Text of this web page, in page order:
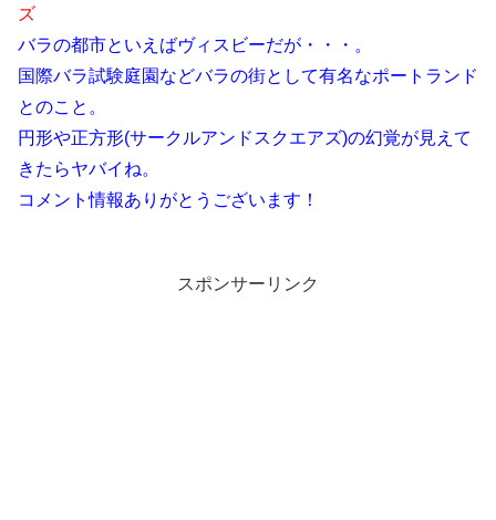
ズ
バラの都市といえばヴィスビーだが・・・。
国際バラ試験庭園などバラの街として有名なポートランド
とのこと。
円形や正方形(サークルアンドスクエアズ)の幻覚が見えて
きたらヤバイね。
コメント情報ありがとうございます！
スポンサーリンク